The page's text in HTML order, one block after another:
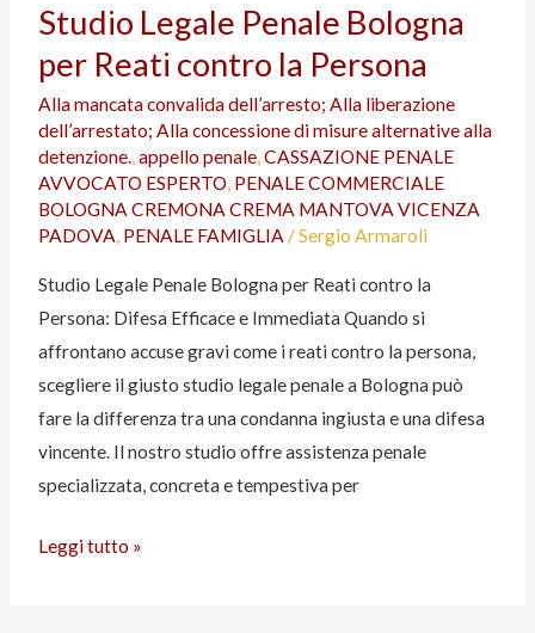
Studio Legale Penale Bologna
per Reati contro la Persona
Alla mancata convalida dell’arresto; Alla liberazione
dell’arrestato; Alla concessione di misure alternative alla
detenzione.,appello penale,CASSAZIONE PENALE
AVVOCATO ESPERTO, PENALE COMMERCIALE
BOLOGNA CREMONA CREMA MANTOVA VICENZA
PADOVA, PENALE FAMIGLIA /Sergio Armaroli
Studio Legale Penale Bologna per Reati contro la
Persona: Difesa Efficace e Immediata Quando si
affrontano accuse gravi come i reati contro la persona,
scegliere il giusto studio legale penale a Bologna può
fare la differenza tra una condanna ingiusta e una difesa
vincente. Il nostro studio offre assistenza penale
specializzata, concreta e tempestiva per
Legale
Penale
Bologna
per
Reati
contro
la
Leggi tutto »